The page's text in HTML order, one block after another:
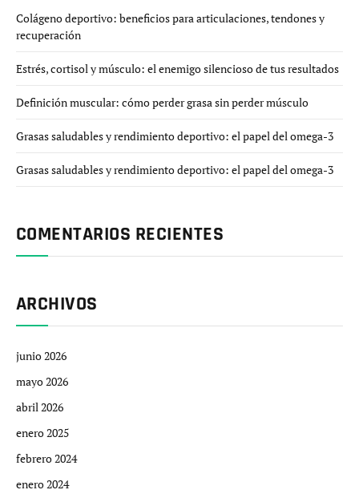
Colágeno deportivo: beneficios para articulaciones, tendones y
recuperación
Estrés, cortisol y músculo: el enemigo silencioso de tus resultados
Definición muscular: cómo perder grasa sin perder músculo
Grasas saludables y rendimiento deportivo: el papel del omega-3
Grasas saludables y rendimiento deportivo: el papel del omega-3
COMENTARIOS RECIENTES
ARCHIVOS
junio 2026
mayo 2026
abril 2026
enero 2025
febrero 2024
enero 2024